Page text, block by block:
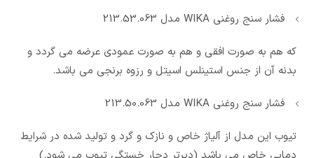
فشار سنج روغنی WIKA مدل 213.53.063
که هم به صورت افقی و هم به صورت عمودی عرضه می گردد و
بدنه آن از جنس استینلس اسیتل و رزوه برنجی می باشد.
فشار سنج روغنی WIKA مدل 213.50.063
تیوب این مدل از آلیاژ خاص و نازک و گرد و تولید شده در شرایط